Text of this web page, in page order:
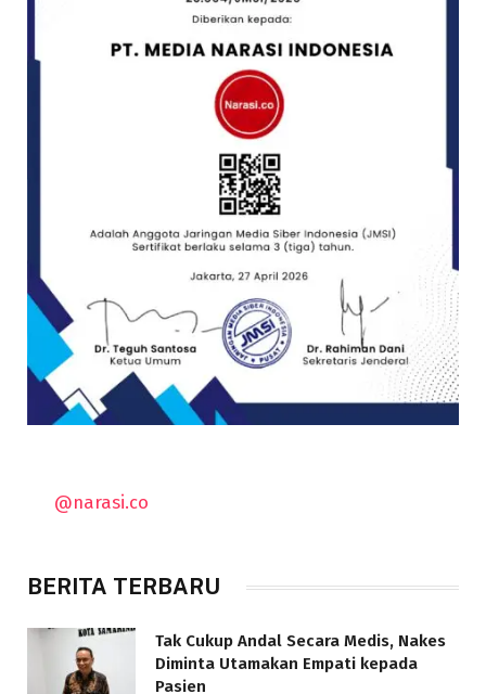
@narasi.co
BERITA TERBARU
Tak Cukup Andal Secara Medis, Nakes
Diminta Utamakan Empati kepada
Pasien